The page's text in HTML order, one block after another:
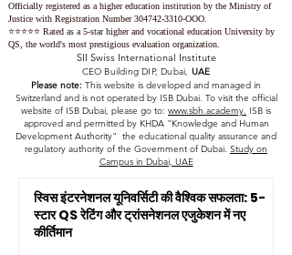
Officially registered as a higher education institution by the Ministry of
Justice with Registration Number304742-3310-OOO.
⭐️⭐️⭐️⭐️⭐️ Rated as a 5-star higher and vocational education University by
QS, the world's most prestigious evaluation organization.
SII Swiss International Institute
CEO Building DIP, Dubai, UAE
Please note: This website is developed and managed in
Switzerland and is not operated by ISB Dubai. To visit the official
website of ISB Dubai, please go to: www.sbh.academy. ISB is
approved and permitted by KHDA "Knowledge and Human
Development Authority" the educational quality assurance and
regulatory authority of the Government of Dubai. Study on
Campus in Dubai, UAE
स्विस इंटरनेशनल यूनिवर्सिटी की वैश्विक सफलता: 5-
स्टार QS रेटिंग और ट्रांसनेशनल एजुकेशन में नए
कीर्तिमान